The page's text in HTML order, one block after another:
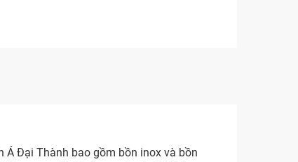
Á Đại Thành bao gồm bồn inox và bồn